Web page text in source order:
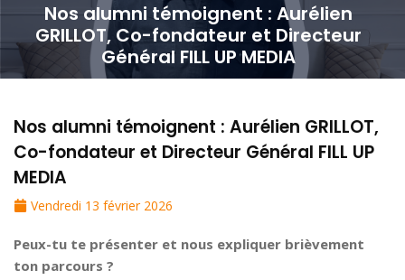
Nos alumni témoignent : Aurélien
GRILLOT, Co-fondateur et Directeur
Général FILL UP MEDIA
Nos alumni témoignent : Aurélien GRILLOT,
Co-fondateur et Directeur Général FILL UP
MEDIA
Vendredi 13 février 2026
Peux-tu te présenter et nous expliquer brièvement
ton parcours ?